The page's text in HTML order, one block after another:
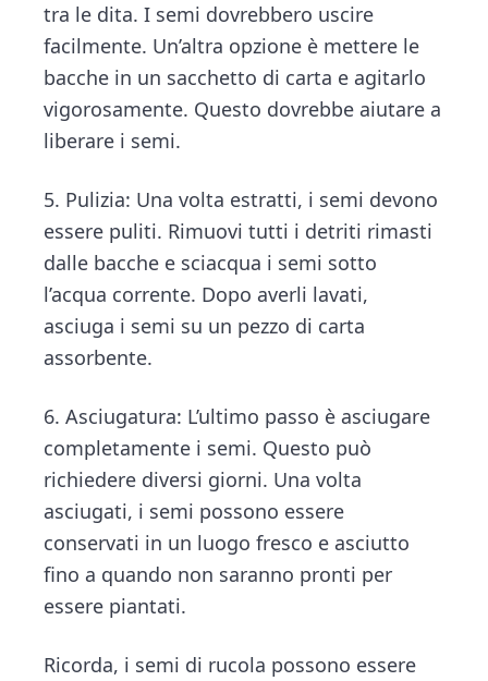
tra le dita. I semi dovrebbero uscire
facilmente. Un’altra opzione è mettere le
bacche in un sacchetto di carta e agitarlo
vigorosamente. Questo dovrebbe aiutare a
liberare i semi.
5. Pulizia: Una volta estratti, i semi devono
essere puliti. Rimuovi tutti i detriti rimasti
dalle bacche e sciacqua i semi sotto
l’acqua corrente. Dopo averli lavati,
asciuga i semi su un pezzo di carta
assorbente.
6. Asciugatura: L’ultimo passo è asciugare
completamente i semi. Questo può
richiedere diversi giorni. Una volta
asciugati, i semi possono essere
conservati in un luogo fresco e asciutto
fino a quando non saranno pronti per
essere piantati.
Ricorda, i semi di rucola possono essere